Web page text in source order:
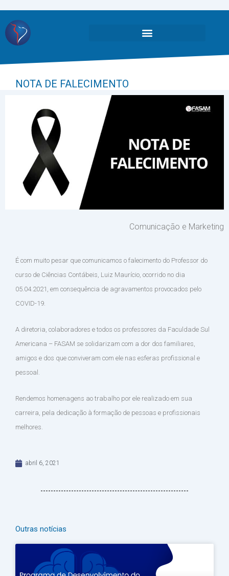
NOTA DE FALECIMENTO
Comunicação e Marketing
É com muito pesar que comunicamos o falecimento do Professor do
curso de Ciências Contábeis, Luiz Maurício, ocorrido no dia
05.04.2021, em consequência de agravamentos provocados pelo
COVID-19.
A diretoria, colaboradores e todos os professores da Faculdade Sul
Americana – FASAM se solidarizam com a dor dos familiares,
amigos e dos que conviveram com ele nas esferas profissional e
pessoal.
Rendemos homenagens ao trabalho por ele realizado em sua
carreira, pela dedicação à formação de pessoas e profissionais
melhores.
abril 6, 2021
Outras notícias
PáginaPágina